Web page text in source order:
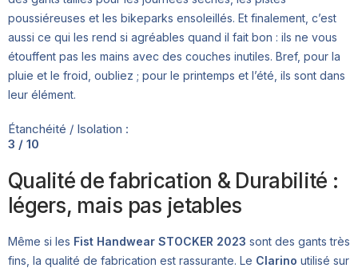
poussiéreuses et les bikeparks ensoleillés. Et finalement, c’est
aussi ce qui les rend si agréables quand il fait bon : ils ne vous
étouffent pas les mains avec des couches inutiles. Bref, pour la
pluie et le froid, oubliez ; pour le printemps et l’été, ils sont dans
leur élément.
Étanchéité / Isolation :
3 / 10
Qualité de fabrication & Durabilité :
légers, mais pas jetables
Même si les Fist Handwear STOCKER 2023 sont des gants très
fins, la qualité de fabrication est rassurante. Le Clarino utilisé sur